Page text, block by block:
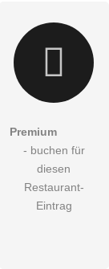
Premium
- buchen für
diesen
Restaurant-
Eintrag